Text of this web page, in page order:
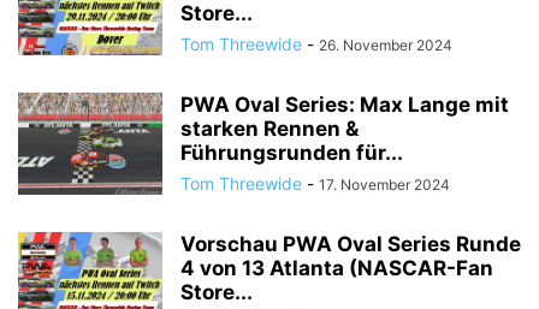
Store...
Tom Threewide - 26. November 2024
PWA Oval Series: Max Lange mit
starken Rennen &
Führungsrunden für...
Tom Threewide - 17. November 2024
Vorschau PWA Oval Series Runde
4 von 13 Atlanta (NASCAR-Fan
Store...